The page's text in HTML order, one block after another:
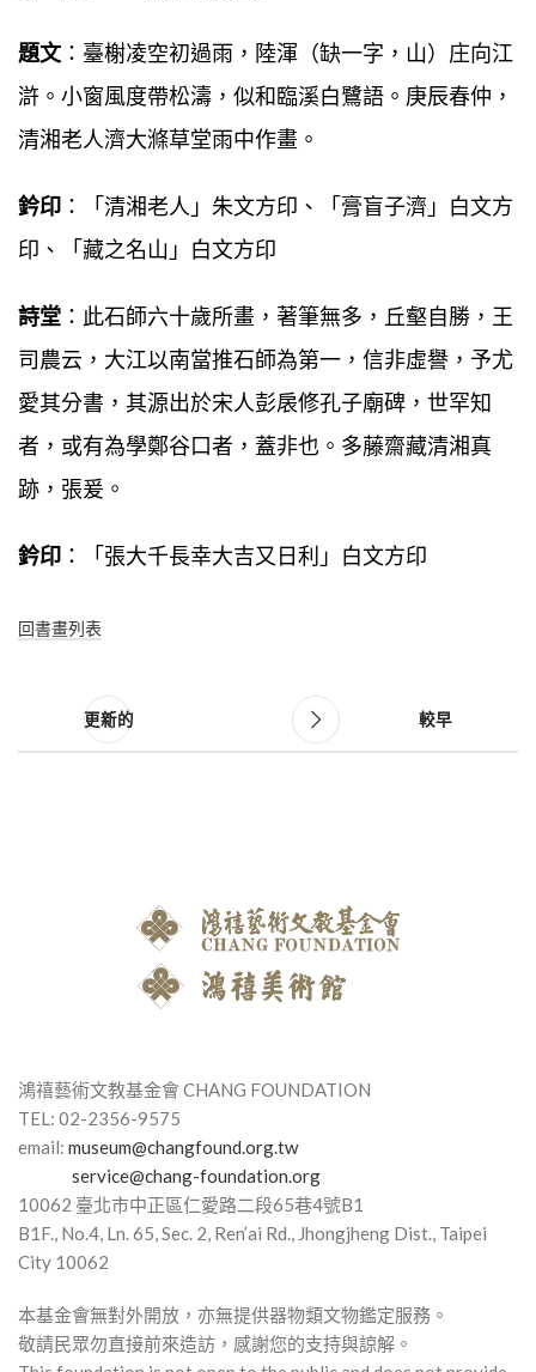
題文 ：臺榭凌空初過雨，陸渾（缺一字，山）庄向江
滸。小窗風度帶松濤，似和臨溪白鷺語。庚辰春仲，
清湘老人濟大滌草堂雨中作畫。
鈐印 ：「清湘老人」朱文方印、「膏盲子濟」白文方
印、「藏之名山」白文方印
詩堂 ：此石師六十歲所畫，著筆無多，丘壑自勝，王
司農云，大江以南當推石師為第一，信非虛譽，予尤
愛其分書，其源出於宋人彭扆修孔子廟碑，世罕知
者，或有為學鄭谷口者，蓋非也。多藤齋藏清湘真
跡，張爰。
鈐印 ：「張大千長幸大吉又日利」白文方印
回書畫列表
更新的 較早
鴻禧藝術文教基金會 CHANG FOUNDATION
TEL: 02-2356-9575
email: museum@changfound.org.tw
service@chang-foundation.org
10062 臺北市中正區仁愛路⼆段65巷4號B1
B1F., No.4, Ln. 65, Sec. 2, Ren’ai Rd., Jhongjheng Dist., Taipei
City 10062
本基金會無對外開放，亦無提供器物類文物鑑定服務。
敬請民眾勿直接前來造訪，感謝您的支持與諒解。